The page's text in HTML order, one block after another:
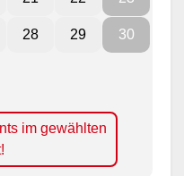
28 29 30
im gewählten